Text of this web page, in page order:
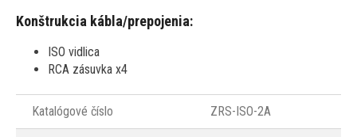
Konštrukcia kábla/prepojenia:
ISO vidlica
RCA zásuvka x4
Katalógové číslo ZRS-ISO-2A